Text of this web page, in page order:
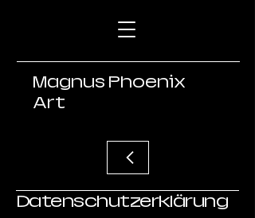
Magnus Phoenix
Art
Datenschutzerklärung